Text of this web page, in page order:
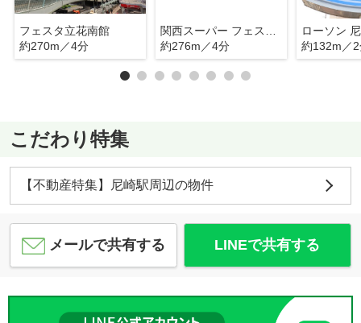
フェスタ立花南館
約270m／4分
約276m／4分
約132m／
こだわり特集
【不動産特集】尼崎駅周辺の物件
メールで共有する LINEで共有する